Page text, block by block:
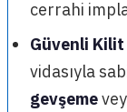
cerrahi
Güvenli Kilit
vidasıyla
gevşeme